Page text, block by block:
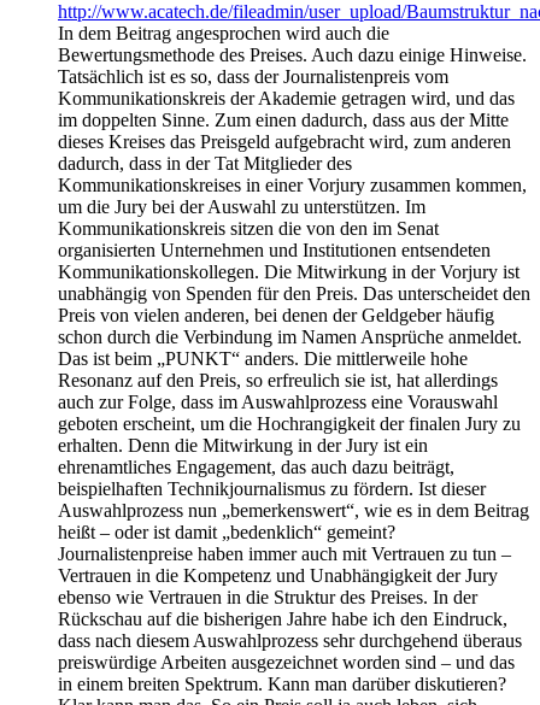
http://www.acatech.de/fileadmin/user_upload/
In dem Beitrag angesprochen wird auch die
Bewertungsmethode des Preises. Auch dazu einige Hinweise.
Tatsächlich ist es so, dass der Journalistenpreis vom
Kommunikationskreis der Akademie getragen wird, und das
im doppelten Sinne. Zum einen dadurch, dass aus der Mitte
dieses Kreises das Preisgeld aufgebracht wird, zum anderen
dadurch, dass in der Tat Mitglieder des
Kommunikationskreises in einer Vorjury zusammen kommen,
um die Jury bei der Auswahl zu unterstützen. Im
Kommunikationskreis sitzen die von den im Senat
organisierten Unternehmen und Institutionen entsendeten
Kommunikationskollegen. Die Mitwirkung in der Vorjury ist
unabhängig von Spenden für den Preis. Das unterscheidet den
Preis von vielen anderen, bei denen der Geldgeber häufig
schon durch die Verbindung im Namen Ansprüche anmeldet.
Das ist beim „PUNKT“ anders. Die mittlerweile hohe
Resonanz auf den Preis, so erfreulich sie ist, hat allerdings
auch zur Folge, dass im Auswahlprozess eine Vorauswahl
geboten erscheint, um die Hochrangigkeit der finalen Jury zu
erhalten. Denn die Mitwirkung in der Jury ist ein
ehrenamtliches Engagement, das auch dazu beiträgt,
beispielhaften Technikjournalismus zu fördern. Ist dieser
Auswahlprozess nun „bemerkenswert“, wie es in dem Beitrag
heißt – oder ist damit „bedenklich“ gemeint?
Journalistenpreise haben immer auch mit Vertrauen zu tun –
Vertrauen in die Kompetenz und Unabhängigkeit der Jury
ebenso wie Vertrauen in die Struktur des Preises. In der
Rückschau auf die bisherigen Jahre habe ich den Eindruck,
dass nach diesem Auswahlprozess sehr durchgehend überaus
preiswürdige Arbeiten ausgezeichnet worden sind – und das
in einem breiten Spektrum. Kann man darüber diskutieren?